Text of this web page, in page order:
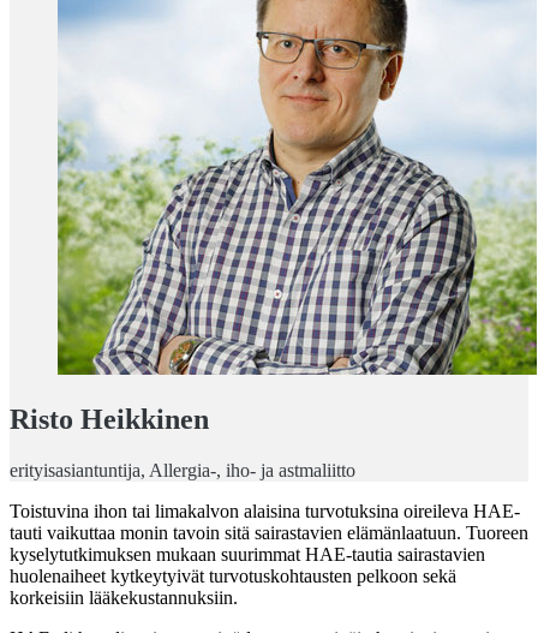
Risto Heikkinen
erityisasiantuntija, Allergia-, iho- ja astmaliitto
Toistuvina ihon tai limakalvon alaisina turvotuksina oireileva HAE-
tauti vaikuttaa monin tavoin sitä sairastavien elämänlaatuun. Tuoreen
kyselytutkimuksen mukaan suurimmat HAE-tautia sairastavien
huolenaiheet kytkeytyivät turvotuskohtausten pelkoon sekä
korkeisiin lääkekustannuksiin.